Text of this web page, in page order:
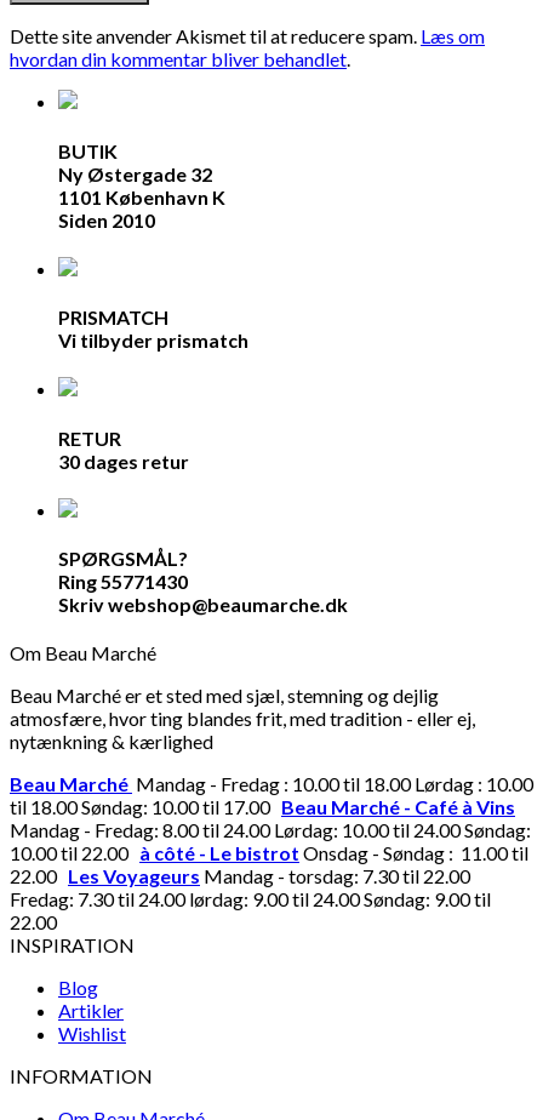
Dette site anvender Akismet til at reducere spam. Læs om
hvordan din kommentar bliver behandlet.
BUTIK
Ny Østergade 32
1101 København K
Siden 2010
PRISMATCH
Vi tilbyder prismatch
RETUR
30 dages retur
SPØRGSMÅL?
Ring 55771430
Skriv webshop@beaumarche.dk
Om Beau Marché
Beau Marché er et sted med sjæl, stemning og dejlig
atmosfære, hvor ting blandes frit, med tradition - eller ej,
nytænkning & kærlighed
Beau Marché Mandag - Fredag : 10.00 til 18.00 Lørdag : 10.00
til 18.00 Søndag: 10.00 til 17.00 Beau Marché - Café à Vins
Mandag - Fredag: 8.00 til 24.00 Lørdag: 10.00 til 24.00 Søndag:
10.00 til 22.00 à côté - Le bistrot Onsdag - Søndag : 11.00 til
22.00 Les Voyageurs Mandag - torsdag: 7.30 til 22.00
Fredag: 7.30 til 24.00 lørdag: 9.00 til 24.00 Søndag: 9.00 til
22.00
INSPIRATION
Blog
Artikler
Wishlist
INFORMATION